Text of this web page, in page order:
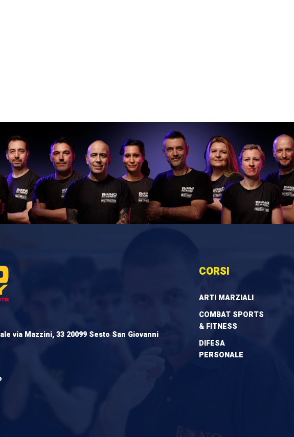
via Mazzini, 33 20099 Sesto San Giovanni
CORSI
ARTI MARZIALI
COMBAT SPORTS
& FITNESS
DIFESA
PERSONALE